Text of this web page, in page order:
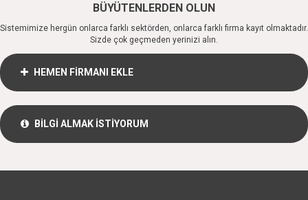
BÜYÜTENLERDEN OLUN
Sistemimize hergün onlarca farklı sektörden, onlarca farklı firma kayıt olmaktadır.
Sizde çok geçmeden yerinizi alın.
HEMEN FİRMANI EKLE
BİLGİ ALMAK İSTİYORUM